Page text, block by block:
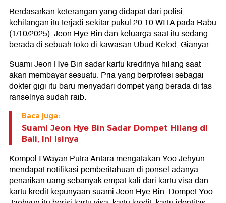
Berdasarkan keterangan yang didapat dari polisi,
kehilangan itu terjadi sekitar pukul 20.10 WITA pada Rabu
(1/10/2025). Jeon Hye Bin dan keluarga saat itu sedang
berada di sebuah toko di kawasan Ubud Kelod, Gianyar.
Suami Jeon Hye Bin sadar kartu kreditnya hilang saat
akan membayar sesuatu. Pria yang berprofesi sebagai
dokter gigi itu baru menyadari dompet yang berada di tas
ranselnya sudah raib.
Baca juga:
Suami Jeon Hye Bin Sadar Dompet Hilang di
Bali, Ini Isinya
Kompol I Wayan Putra Antara mengatakan Yoo Jehyun
mendapat notifikasi pemberitahuan di ponsel adanya
penarikan uang sebanyak empat kali dari kartu visa dan
kartu kredit kepunyaan suami Jeon Hye Bin. Dompet Yoo